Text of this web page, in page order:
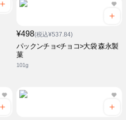
¥498(税込¥537.84)
パックンチョ<チョコ>大袋 森永製
菓
101g